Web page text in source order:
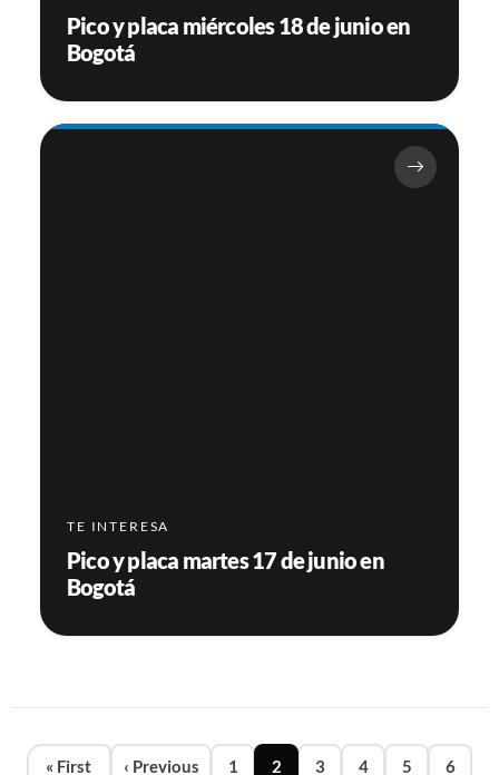
Pico y placa miércoles 18 de junio en
Bogotá
TE INTERESA
Pico y placa martes 17 de junio en
Bogotá
Paginación
« First ‹ Previous 1 2 3 4 5 6